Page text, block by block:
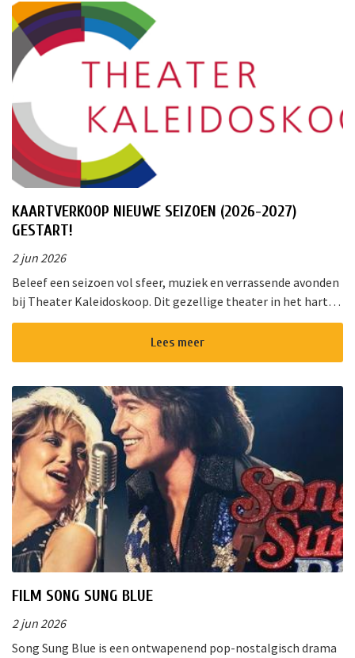
KAARTVERKOOP NIEUWE SEIZOEN (2026-2027)
GESTART!
2 jun 2026
Beleef een seizoen vol sfeer, muziek en verrassende avonden
bij Theater Kaleidoskoop. Dit gezellige theater in het hart
van Nieuwkoop biedt een gevarieerd programma voor jong
Lees meer
FILM SONG SUNG BLUE
2 jun 2026
Song Sung Blue is een ontwapenend pop-nostalgisch drama